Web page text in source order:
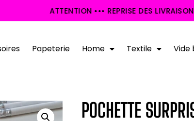
••• REPRISE DES LIVRAISONS MARDI 25 AOÛT
Papeterie Home Textile Vide
POCHETTE